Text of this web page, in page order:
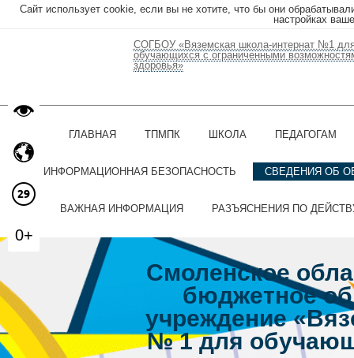
Сайт использует cookie, если вы не хотите, что бы они
настройках
СОГБОУ «Вяземская школа-интернат №1
обучающихся с ограниченными
здоровья»
ГЛАВНАЯ ТПМПК ШКОЛА ПЕДАГОГАМ
ИНФОРМАЦИОННАЯ БЕЗОПАСНОСТЬ СВЕДЕНИЯ ОБ
ВАЖНАЯ ИНФОРМАЦИЯ РАЗЪЯСНЕНИЯ ПО
Смоленское
бюджетное
учреждение
№ 1 для
0+